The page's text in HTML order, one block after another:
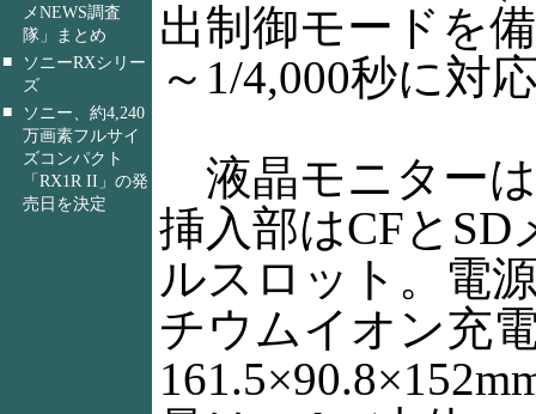
メNEWS調査
隊」まとめ
■
ソニーRXシリー
ズ
■
ソニー、約4,240
万画素フルサイ
ズコンパクト
「RX1R II」の発
売日を決定
出制御モードを
～1/4,000秒に対
液晶モニター
挿入部はCFと
ルスロット。電
チウムイオン充